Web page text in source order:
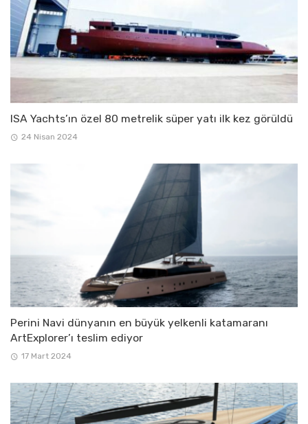
ISA Yachts’ın özel 80 metrelik süper yatı ilk kez görüldü
24 Nisan 2024
Perini Navi dünyanın en büyük yelkenli katamaranı
ArtExplorer’ı teslim ediyor
17 Mart 2024